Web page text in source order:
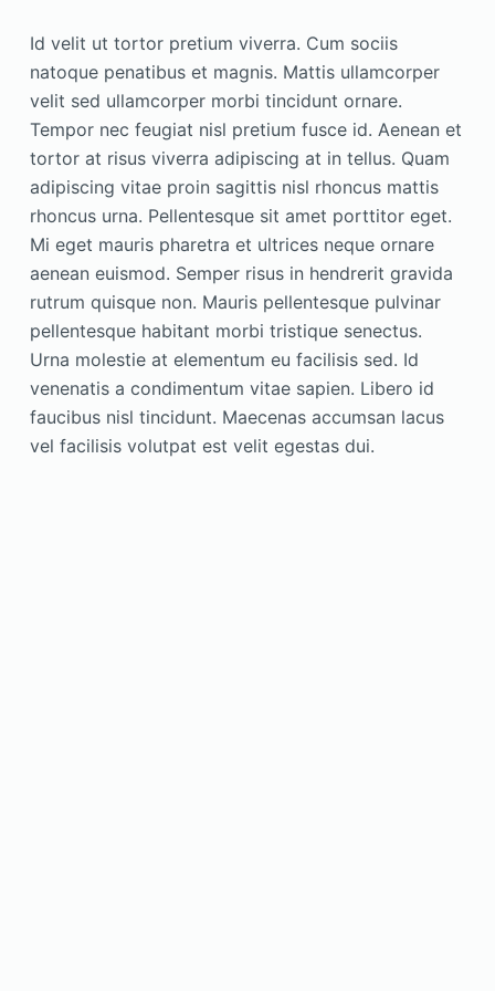
Id velit ut tortor pretium viverra. Cum sociis
natoque penatibus et magnis. Mattis ullamcorper
velit sed ullamcorper morbi tincidunt ornare.
Tempor nec feugiat nisl pretium fusce id. Aenean et
tortor at risus viverra adipiscing at in tellus. Quam
adipiscing vitae proin sagittis nisl rhoncus mattis
rhoncus urna. Pellentesque sit amet porttitor eget.
Mi eget mauris pharetra et ultrices neque ornare
aenean euismod. Semper risus in hendrerit gravida
rutrum quisque non. Mauris pellentesque pulvinar
pellentesque habitant morbi tristique senectus.
Urna molestie at elementum eu facilisis sed. Id
venenatis a condimentum vitae sapien. Libero id
faucibus nisl tincidunt. Maecenas accumsan lacus
vel facilisis volutpat est velit egestas dui.